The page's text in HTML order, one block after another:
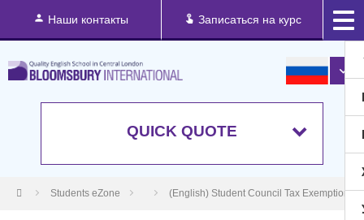
Наши контакты Записаться на курс
QUICK QUOTE
Students eZone (English) Student Council Tax Exemption